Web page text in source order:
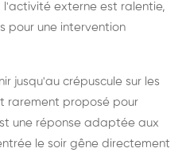
l'activité externe est ralentie,
pour une intervention
jusqu'au crépuscule sur les
rarement proposé pour
une réponse adaptée aux
le soir gêne directement